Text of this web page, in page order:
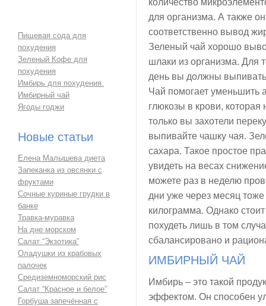
Пищевая сода для
похудения
Зеленый Кофе для
похудения
Имбирь для похудения.
Имбирный чай
Ягоды годжи
Новые статьи
Елена Малышева диета
Запеканка из овсянки с
фруктами
Сочные куриные грудки в
банке
Травка-муравка
На дне морском
Салат “Экзотика”
Оладушки из крабовых
палочек
Средиземноморский рис
Салат “Красное и белое”
Горбуша запечённая с
количество
для организма. А также
соответственно вывод
Зеленый чай хорошо
шлаки из организма. Для
день вы должны
Чай помогает уменьшить
глюкозы в крови, которая
только вы захотели
выпивайте чашку чая.
сахара. Такое простое
увидеть на весах
можете раз в неделю
дни уже через месяц
килограмма. Однако
похудеть лишь в том
сбалансировано и
ИМБИРНЫЙ ЧАЙ
Имбирь – это такой
эффектом. Он способен